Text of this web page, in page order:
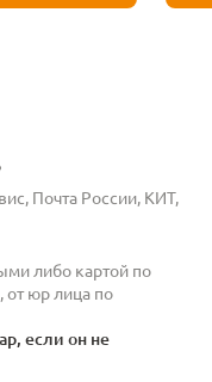
Почта России, КИТ,
либо картой по
от юр лица по
если он не